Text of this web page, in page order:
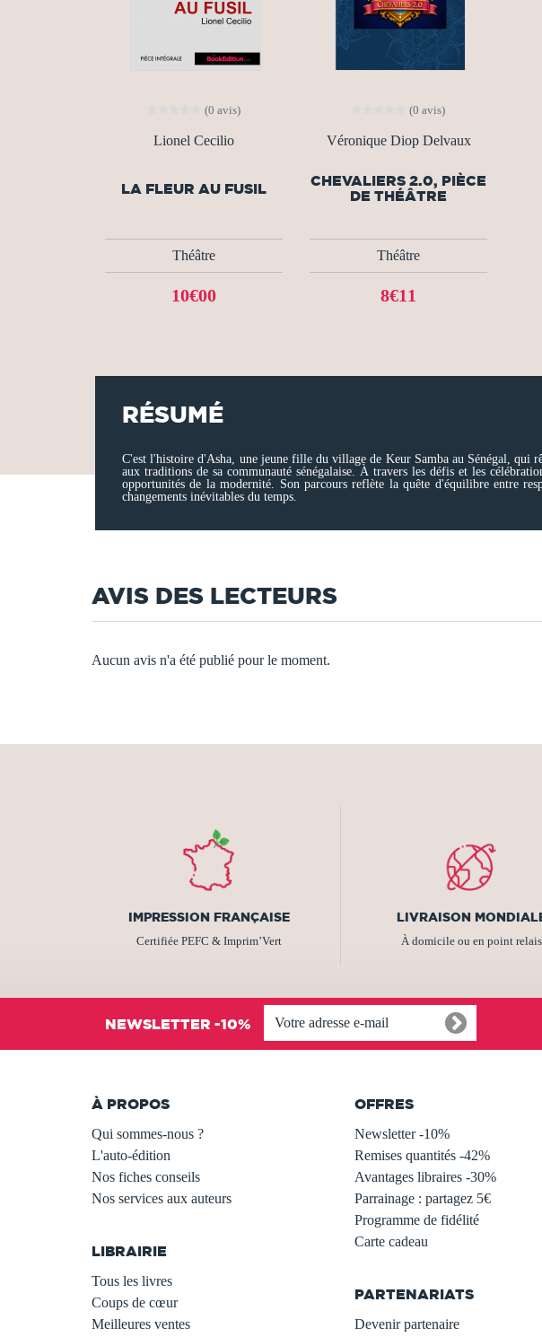
(0 avis)
Lionel Cecilio
LA FLEUR AU FUSIL
Théâtre
10€00
(0 avis)
Véronique Diop Delvaux
CHEVALIERS 2.0, PIÈCE
DE THÉÂTRE
Théâtre
8€11
RÉSUMÉ
C'est l'histoire d'Asha, une jeune fille du village de Keur Samba au Sénégal, qui
aux traditions de sa communauté sénégalaise. À travers les défis et les
opportunités de la modernité. Son parcours reflète la quête d'équilibre entre
changements inévitables du temps.
AVIS DES LECTEURS
Aucun avis n'a été publié pour le moment.
IMPRESSION FRANÇAISE
Certifiée PEFC & Imprim’Vert
LIVRAISON
À domicile ou en point relais
NEWSLETTER -10%
À PROPOS
Qui sommes-nous ?
L'auto-édition
Nos fiches conseils
Nos services aux auteurs
LIBRAIRIE
Tous les livres
Coups de cœur
Meilleures ventes
OFFRES
Newsletter -10%
Remises quantités -42%
Avantages libraires -30%
Parrainage : partagez 5€
Programme de fidélité
Carte cadeau
PARTENARIATS
Devenir partenaire